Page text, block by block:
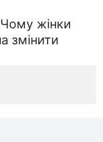
жінки
змінити